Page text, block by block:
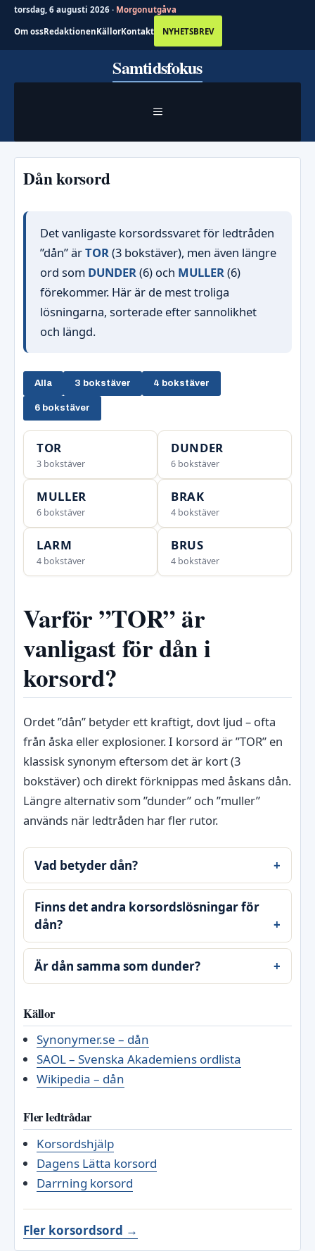
torsdag, 6 augusti 2026 · Morgonutgåva
Om ossRedaktionenKällorKontakt NYHETSBREV
Samtidsfokus
MENY
Dån korsord
Det vanligaste korsordssvaret för ledtråden
”dån” ärTOR (3 bokstäver), men även längre
ord som DUNDER (6) och MULLER (6)
förekommer. Här är de mest troliga
lösningarna, sorterade efter sannolikhet
och längd.
Alla 3 bokstäver 4 bokstäver
6 bokstäver
TOR
3 bokstäver
DUNDER
6 bokstäver
MULLER
6 bokstäver
BRAK
4 bokstäver
LARM
4 bokstäver
BRUS
4 bokstäver
Varför ”TOR” är
vanligast för dån i
korsord?
Ordet ”dån” betyder ett kraftigt, dovt ljud – ofta
från åska eller explosioner. I korsord är ”TOR” en
klassisk synonym eftersom det är kort (3
bokstäver) och direkt förknippas med åskans dån.
Längre alternativ som ”dunder” och ”muller”
används när ledtråden har fler rutor.
Vad betyder dån?
Finns det andra korsordslösningar för
dån?
Är dån samma som dunder?
Källor
Synonymer.se – dån
SAOL – Svenska Akademiens ordlista
Wikipedia – dån
Fler ledtrådar
Korsordshjälp
Dagens Lätta korsord
Darrning korsord
Fler korsordsord →